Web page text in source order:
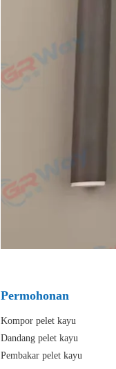
Permohonan
Kompor pelet kayu
Dandang pelet kayu
Pembakar pelet kayu